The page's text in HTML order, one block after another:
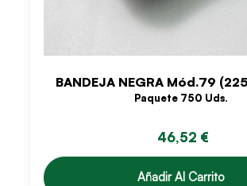
BANDEJA NEGRA Mód.79
Paquete 750 Uds.
46,52 €
Añadir Al Carrito